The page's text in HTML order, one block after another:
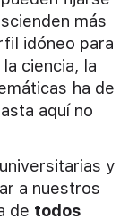
más
idóneo para
ciencia, la
ha de
aquí no
y
a nuestros
de todos